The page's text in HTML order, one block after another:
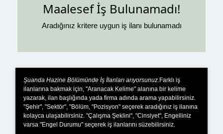
Maalesef İş Bulunamadı!
Aradığınız kritere uygun iş ilanı bulunamadı
Şuanda Hazine Bölümünde İş İlanları arıyorsunuz. Farklı iş
ilanlarına bakmak için, "Aranacak Kelime" alanına bir kelime
yazarak, ilan başlığında yada firma adında arama yapabilirsiniz.
"Şehir", "Sektör", "Bölüm, "Pozisyon" seçerek aradığınız iş ilanına
kolayca ulaşabilirsiniz. "Çalışma Şeklini", "Cinsiyet", Engelliniz
varsa "Engel Durumu" seçerek iş ilanlarını süzebilirsiniz.